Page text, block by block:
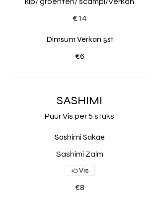
€14
Dimsum Verkan 5st
€6
SASHIMI
Puur Vis per 5 stuks
Sashimi Sakae
Sashimi Zalm
€8
Vis